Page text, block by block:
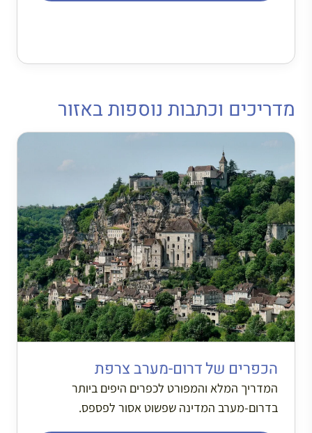
מדריכים וכתבות נוספות באזור
הכפרים של דרום-מערב צרפת
המדריך המלא והמפורט לכפרים היפים ביותר
בדרום-מערב המדינה שפשוט אסור לפספס.